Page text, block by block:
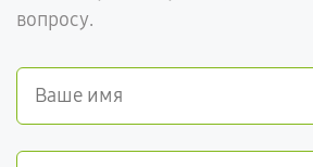
вопросу.